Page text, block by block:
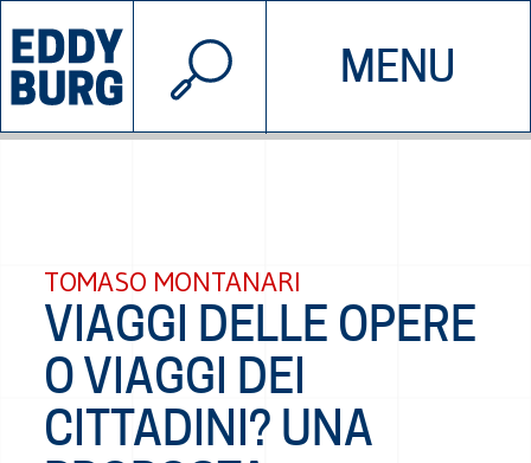
MENU
INIZIATIVE CHI SIAMO
© 2026 EDDYBURG
TOMASO MONTANARI
VIAGGI DELLE OPERE
O VIAGGI DEI
CITTADINI? UNA